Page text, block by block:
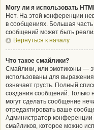
Могу ли я использовать
Нет. На этой конференции
в сообщениях. Большая
сообщений может быть
Вернуться к началу
Что такое смайлики?
Смайлики, или эмотиконы —
использованы для выражения
означает грусть. Полный
создания сообщений. Только
могут сделать сообщение
отредактировать ваше
Администратор конференции
смайликов, которое можно